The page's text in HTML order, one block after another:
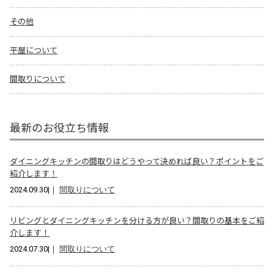
その他
平屋について
間取りについて
最新のお役立ち情報
ダイニングキッチンの間取りはどうやって決めれば良い？ポイントをご
紹介します！
2024.09.30|｜ 間取りについて
リビングとダイニングキッチンを分ける方が良い？間取りの基本をご紹
介します！
2024.07.30|｜ 間取りについて